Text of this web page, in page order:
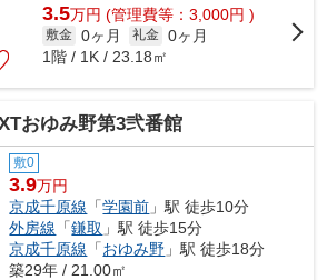
3.5万円 (管理費等：3,000円 )
敷金 0ヶ月 礼金 0ヶ月
1階 / 1K / 23.18㎡
おゆみ野第3弐番館
敷0
3.9万円
京成千原線 「学園前 」駅 徒歩10分
外房線 「鎌取 」駅 徒歩15分
京成千原線 「おゆみ野 」駅 徒歩18分
築29年 / 21.00㎡